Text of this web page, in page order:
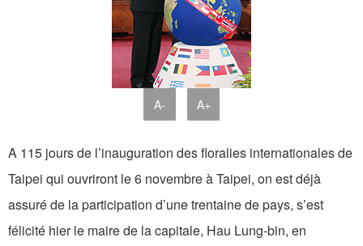
A- A+
A 115 jours de l’inauguration des floralies internationales de
Taipei qui ouvriront le 6 novembre à Taipei, on est déjà
assuré de la participation d’une trentaine de pays, s’est
félicité hier le maire de la capitale, Hau Lung-bin, en